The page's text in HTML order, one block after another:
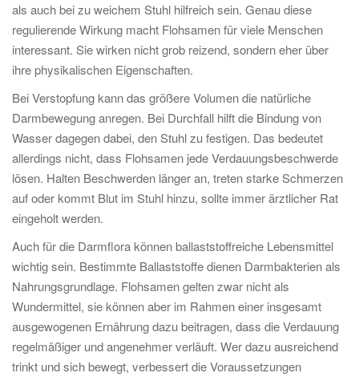
als auch bei zu weichem Stuhl hilfreich sein. Genau diese
regulierende Wirkung macht Flohsamen für viele Menschen
interessant. Sie wirken nicht grob reizend, sondern eher über
ihre physikalischen Eigenschaften.
Bei Verstopfung kann das größere Volumen die natürliche
Darmbewegung anregen. Bei Durchfall hilft die Bindung von
Wasser dagegen dabei, den Stuhl zu festigen. Das bedeutet
allerdings nicht, dass Flohsamen jede Verdauungsbeschwerde
lösen. Halten Beschwerden länger an, treten starke Schmerzen
auf oder kommt Blut im Stuhl hinzu, sollte immer ärztlicher Rat
eingeholt werden.
Auch für die Darmflora können ballaststoffreiche Lebensmittel
wichtig sein. Bestimmte Ballaststoffe dienen Darmbakterien als
Nahrungsgrundlage. Flohsamen gelten zwar nicht als
Wundermittel, sie können aber im Rahmen einer insgesamt
ausgewogenen Ernährung dazu beitragen, dass die Verdauung
regelmäßiger und angenehmer verläuft. Wer dazu ausreichend
trinkt und sich bewegt, verbessert die Voraussetzungen